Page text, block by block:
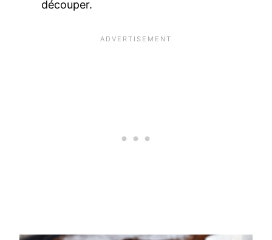
découper.